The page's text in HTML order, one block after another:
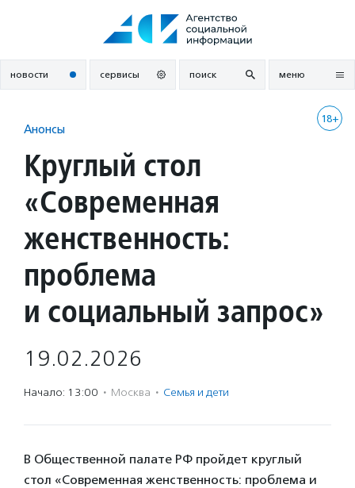
новости сервисы поиск меню
18+
Анонсы
Круглый стол
«Современная
женственность:
проблема
и социальный запрос»
19.02.2026
Начало: 13:00 · Москва · Семья и дети
В Общественной палате РФ пройдет круглый
стол «Современная женственность: проблема и